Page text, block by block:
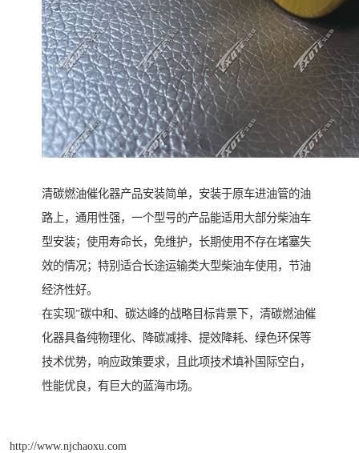
清碳燃油催化器产品安装简单，安装于原车进油管的油
路上，通用性强，一个型号的产品能适用大部分柴油车
型安装；使用寿命长，免维护，长期使用不存在堵塞失
效的情况；特别适合长途运输类大型柴油车使用，节油
经济性好。
在实现”碳中和、碳达峰的战略目标背景下，清碳燃油催
化器具备纯物理化、降碳减排、提效降耗、绿色环保等
技术优势，响应政策要求，且此项技术填补国际空白，
性能优良，有巨大的蓝海市场。
http://www.njchaoxu.com